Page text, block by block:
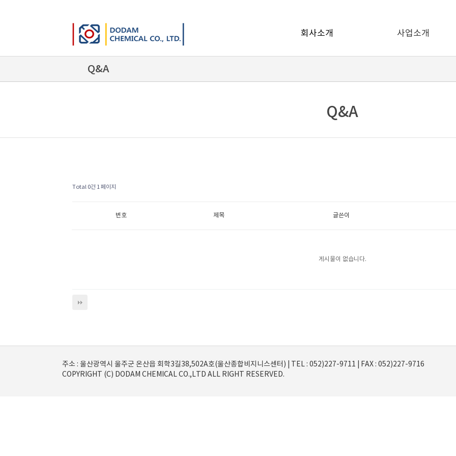
회사소개 사업소개
Q&A
Q&A
Total 0건 1 페이지
번호 제목 글쓴이
게시물이 없습니다.
주소 : 울산광역시 울주군 온산읍 회학3길38,502A호(울산종합비지니스센터) | TEL : 052)227-9711 | FAX : 052)227-9716
COPYRIGHT (C) DODAM CHEMICAL CO.,LTD ALL RIGHT RESERVED.